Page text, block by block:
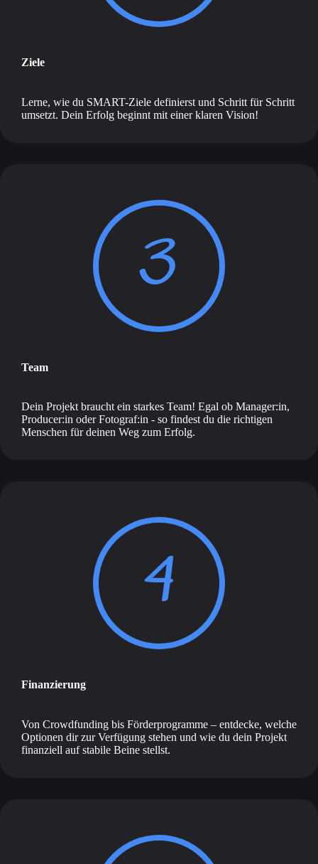
Ziele
Lerne, wie du SMART-Ziele definierst und Schritt für Schritt
umsetzt. Dein Erfolg beginnt mit einer klaren Vision!
3
Team
Dein Projekt braucht ein starkes Team! Egal ob Manager:in,
Producer:in oder Fotograf:in - so findest du die richtigen
Menschen für deinen Weg zum Erfolg.
4
Finanzierung
Von Crowdfunding bis Förderprogramme – entdecke, welche
Optionen dir zur Verfügung stehen und wie du dein Projekt
finanziell auf stabile Beine stellst.